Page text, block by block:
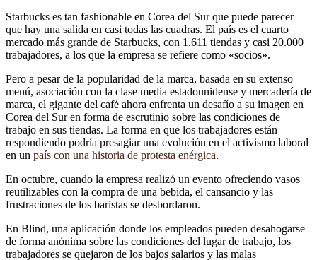
Starbucks es tan fashionable en Corea del Sur que puede parecer
que hay una salida en casi todas las cuadras. El país es el cuarto
mercado más grande de Starbucks, con 1.611 tiendas y casi 20.000
trabajadores, a los que la empresa se refiere como «socios».
Pero a pesar de la popularidad de la marca, basada en su extenso
menú, asociación con la clase media estadounidense y mercadería de
marca, el gigante del café ahora enfrenta un desafío a su imagen en
Corea del Sur en forma de escrutinio sobre las condiciones de
trabajo en sus tiendas. La forma en que los trabajadores están
respondiendo podría presagiar una evolución en el activismo laboral
en un país con una historia de protesta enérgica.
En octubre, cuando la empresa realizó un evento ofreciendo vasos
reutilizables con la compra de una bebida, el cansancio y las
frustraciones de los baristas se desbordaron.
En Blind, una aplicación donde los empleados pueden desahogarse
de forma anónima sobre las condiciones del lugar de trabajo, los
trabajadores se quejaron de los bajos salarios y las malas